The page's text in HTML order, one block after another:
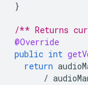
/** Returns
@Override
public
int
return
/